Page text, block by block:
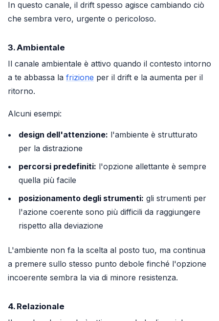
In questo canale, il drift spesso agisce cambiando ciò
che sembra vero, urgente o pericoloso.
3. Ambientale
Il canale ambientale è attivo quando il contesto intorno
a te abbassa la frizione per il drift e la aumenta per il
ritorno.
Alcuni esempi:
design dell'attenzione: l'ambiente è strutturato
per la distrazione
percorsi predefiniti: l'opzione allettante è sempre
quella più facile
posizionamento degli strumenti: gli strumenti per
l'azione coerente sono più difficili da raggiungere
rispetto alla deviazione
L'ambiente non fa la scelta al posto tuo, ma continua
a premere sullo stesso punto debole finché l'opzione
incoerente sembra la via di minore resistenza.
4. Relazionale